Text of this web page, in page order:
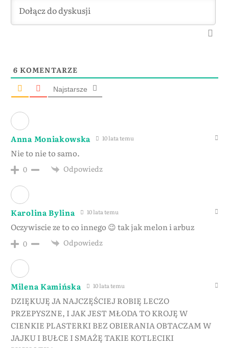
6 KOMENTARZE
Najstarsze
Anna Moniakowska 10 lata temu
Nie to nie to samo.
0 Odpowiedz
Karolina Bylina 10 lata temu
Oczywiscie ze to co innego 😉 tak jak melon i arbuz
0 Odpowiedz
Milena Kamińska 10 lata temu
DZIĘKUJĘ JA NAJCZĘŚCIEJ ROBIĘ LECZO
PRZEPYSZNE, I JAK JEST MŁODA TO KROJĘ W
CIENKIE PLASTERKI BEZ OBIERANIA OBTACZAM W
JAJKU I BUŁCE I SMAŻĘ TAKIE KOTLECIKI